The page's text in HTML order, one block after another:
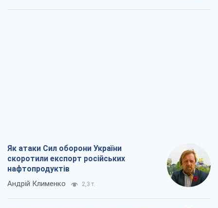
Як атаки Сил оборони України
скоротили експорт російських
нафтопродуктів
Андрій Клименко 2,3 т.